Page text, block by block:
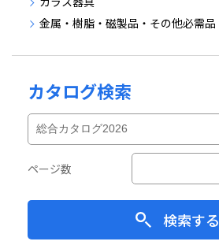
金属・樹脂・磁製品・その他必需品
カタログ検索
ページ数
検索する